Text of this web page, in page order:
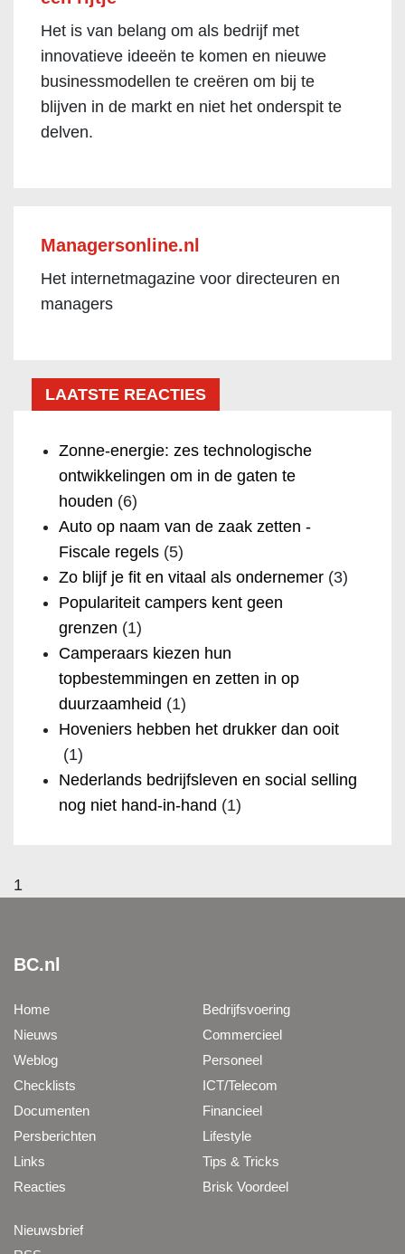
Het is van belang om als bedrijf met
innovatieve ideeën te komen en nieuwe
businessmodellen te creëren om bij te
blijven in de markt en niet het onderspit te
delven.
Managersonline.nl
Het internetmagazine voor directeuren en
managers
LAATSTE REACTIES
Zonne-energie: zes technologische
ontwikkelingen om in de gaten te
houden (6)
Auto op naam van de zaak zetten -
Fiscale regels (5)
Zo blijf je fit en vitaal als ondernemer (3)
Populariteit campers kent geen
grenzen (1)
Camperaars kiezen hun
topbestemmingen en zetten in op
duurzaamheid (1)
Hoveniers hebben het drukker dan ooit
(1)
Nederlands bedrijfsleven en social selling
nog niet hand-in-hand (1)
1
BC.nl
Home
Nieuws
Weblog
Checklists
Documenten
Persberichten
Links
Reacties
Bedrijfsvoering
Commercieel
Personeel
ICT/Telecom
Financieel
Lifestyle
Tips & Tricks
Brisk Voordeel
Nieuwsbrief